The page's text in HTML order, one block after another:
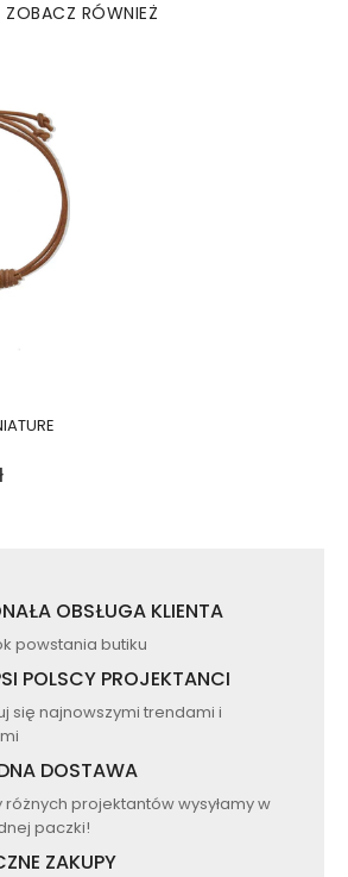
ZOBACZ RÓWNIEŻ
OBSŁUGA KLIENTA
powstania butiku
POLSCY PROJEKTANCI
się najnowszymi trendami i
DOSTAWA
różnych projektantów wysyłamy w
paczki!
ZAKUPY